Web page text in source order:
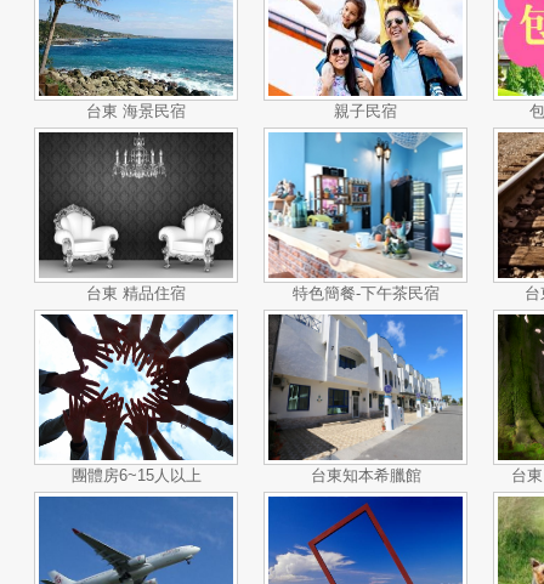
台東 海景民宿 親子民宿
台東 精品住宿 特色簡餐-下午茶民宿
團體房6~15人以上 台東知本希臘館 台